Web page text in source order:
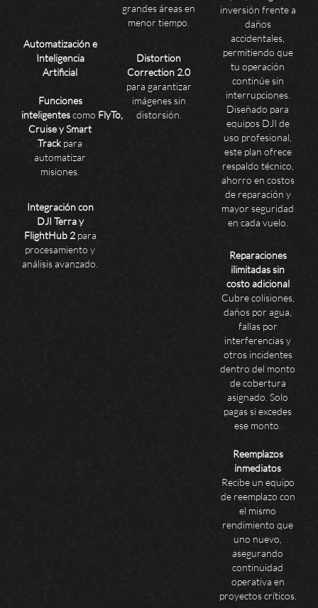
Automatización e
Inteligencia
Artificial
Funciones
inteligentescomo FlyTo,
Cruise y Smart
Track para
automatizar
misiones.
Integración con
DJI Terra y
FlightHub 2para
procesamiento y
análisis avanzado.
grandes áreas en
menor tiempo.
Distortion
Correction 2.0
para garantizar
imágenes sin
distorsión.
inversión frente a
daños
accidentales,
permitiendo que
tu operación
continúe sin
interrupciones.
Diseñado para
equipos DJI de
uso profesional,
este plan ofrece
respaldo técnico,
ahorro en costos
de reparación y
mayor seguridad
en cada vuelo.
Reparaciones
ilimitadas sin
costo adicional
Cubre colisiones,
daños por agua,
fallas por
interferencias y
otros incidentes
dentro del monto
de cobertura
asignado. Solo
pagas si excedes
ese monto.
Reemplazos
inmediatos
Recibe un equipo
de reemplazo con
el mismo
rendimiento que
uno nuevo,
asegurando
continuidad
operativa en
proyectos críticos.